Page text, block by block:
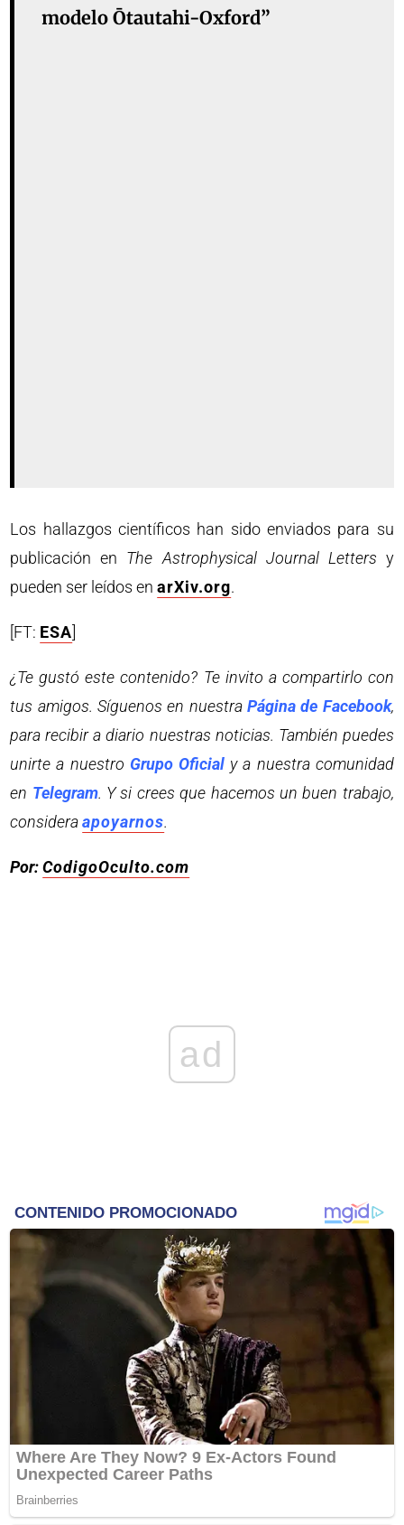
modelo Ōtautahi-Oxford”
Los hallazgos científicos han sido enviados para su
publicación en The Astrophysical Journal Letters y
pueden ser leídos enarXiv.org.
[FT: ESA
¿Te gustó este contenido? Te invito a compartirlo con
tus amigos. Síguenos en nuestraPágina de Facebook,
para recibir a diario nuestras noticias. También puedes
unirte a nuestro Grupo Oficial y a nuestra comunidad
en Telegram. Y si crees que hacemos un buen trabajo,
consideraapoyarnos.
Por:CodigoOculto.com
ad